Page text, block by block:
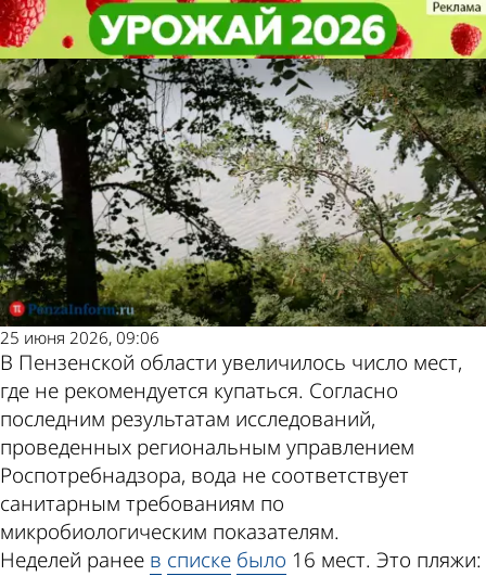
В Пензенской области нельзя
купаться в более чем 20 местах
Общество
25 июня 2026, 09:06
В Пензенской области увеличилось число мест,
где не рекомендуется купаться. Согласно
последним результатам исследований,
проведенных региональным управлением
Роспотребнадзора, вода не соответствует
санитарным требованиям по
микробиологическим показателям.
Неделей ранее в списке было 16 мест. Это пляжи:
В Пензенской области нельзя
купаться в более чем 20 местах
Общество
Другие новости
по теме
Погода и курсы
валют в Пензе